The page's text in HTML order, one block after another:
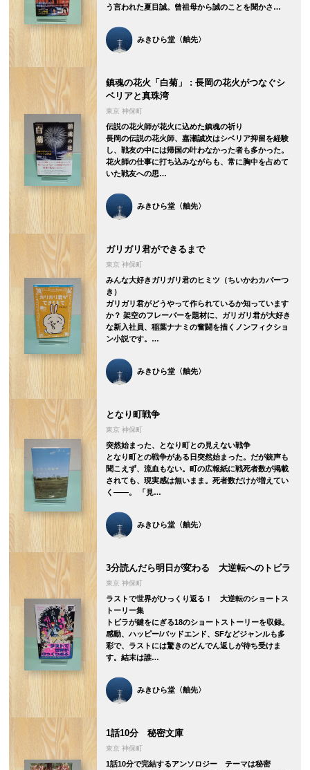
う言われた夏目誠。曾祖母から誠のことを聞かさ…
みきひら堂〈舳先〉
鎮魂の花火「白菊」 : 長岡の花火がつなぐシ
ベリアと真珠湾
東京 神保町
伝説の花火師が花火に込めた鎮魂の祈り
長岡の伝説の花火師、嘉瀬誠次はシベリア抑留を経験
し、戦友の中には帰国の叶わなかった者も多かった。
花火師の仕事に打ち込みながらも、常に胸中を占めて
いた戦友への思…
みきひら堂〈舳先〉
ガリガリ君ができるまで
東京 神保町
みんな大好きガリガリ君のヒミツ（ちいかわカバーつ
き）
ガリガリ君がどうやって作られているか知っています
か？ 架空のフレーバーを題材に、ガリガリ君が大好き
な新入社員、稲葉ナナミの奮闘を描くノンフィクショ
ン小説です。…
みきひら堂〈舳先〉
となり町戦争
東京 神保町
突然始まった、となり町との見えない戦争
となり町との戦争がある日突然始まった。だが銃声も
聞こえず、流血もない。町の広報紙に戦死者数が掲載
されても、現実感は無いまま。死者数だけが増えてい
く――。 「見…
みきひら堂〈舳先〉
3分読んだら明日が変わる 大逆転へのトビラ
東京 神保町
ラストで世界がひっくり返る！ 大逆転のショートス
トーリー集
トビラが鍵をにぎる18のショートストーリーを収録。
感動、ハッピー/バッドエンド、SFなどジャンルも多
彩で、ラストには驚きのどんでん返しが待ち受けま
す。結末は誰…
みきひら堂〈舳先〉
1話10分 秘密文庫
東京 神保町
1話10分で完結するアンソロジー テーマは秘密